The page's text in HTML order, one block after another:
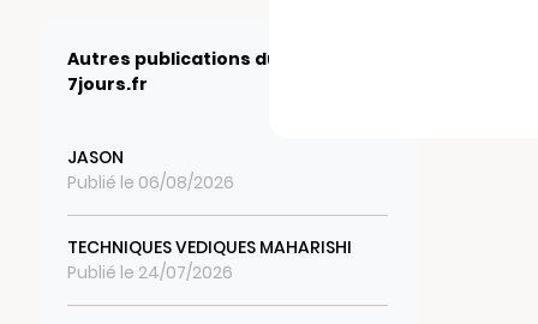
Autres publications du journal
7jours.fr
JASON
Publié le 06/08/2026
TECHNIQUES VEDIQUES MAHARISHI
Publié le 24/07/2026